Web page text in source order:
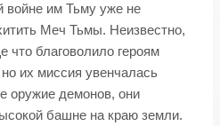
войне им Тьму уже не
Меч Тьмы. Неизвестно,
что благоволило героям
их миссия увенчалась
оружие демонов, они
башне на краю земли.